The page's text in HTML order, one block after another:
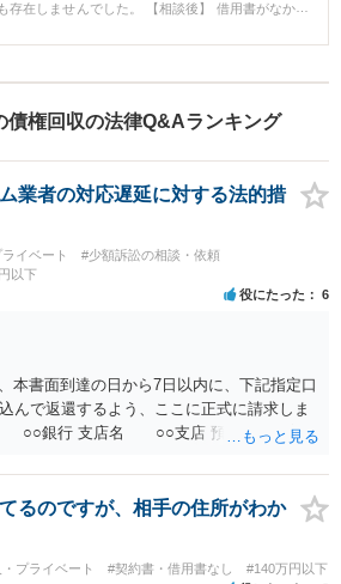
存在しませんでした。 【相談後】 借用書がなか
作成後も、支払がされなかった。 公正証書を債
られない場合があります。 そのため、借用書が
の間で借用書や公正証書を取り交わすことで、
。
債権回収の法律Q&Aランキング
業者の対応遅延に対する法的措
イベート
#少額訴訟の相談・依頼
以下
役にたった 6
本書面到達の日から7日以内に、下記指定口
んで返還するよう、ここに正式に請求しま
○○銀行 支店名 ○○支店 預金種別 普通
は任意に返金する意思がないものと判断
万円及びこれに対する遅延損害金の支払い
促その他必要な法的手続を直ちに講じま
する費用その他法令上認められる金員につ
ですので、あらかじめ申し添えます。 本件
るのですが、相手の住所がわか
プライベート #契約書・借用書なし #140万円以下